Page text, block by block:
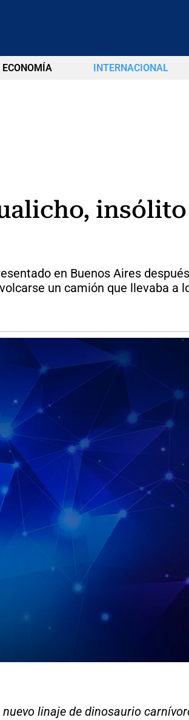
ECONOMÍA INTERNACIONAL
en Buenos Aires
un camión que llevaba a
linaje de dinosaurio